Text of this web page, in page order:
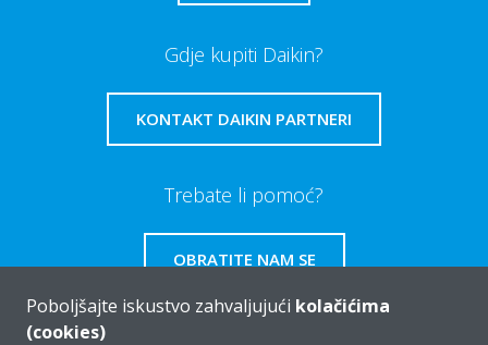
Gdje kupiti Daikin?
KONTAKT DAIKIN PARTNERI
Trebate li pomoć?
OBRATITE NAM SE
Poboljšajte iskustvo zahvaljujući kolačićima
(cookies)